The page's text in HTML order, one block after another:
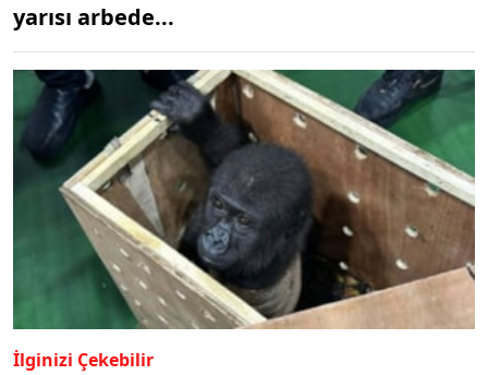
yarısı arbede...
İlginizi Çekebilir